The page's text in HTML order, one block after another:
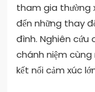
tham gia thường
đến những thay
đình. Nghiên cứu
chánh niệm cùng
kết nối cảm xúc